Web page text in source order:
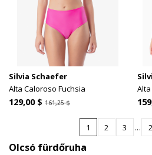
Silvia Schaefer
Alta Caloroso Fuchsia
129,00 $ 161,25 $
1 2 3 …
Olcsó fürdőruha